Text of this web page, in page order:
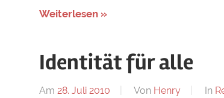
Weiterlesen »
Identität für alle
Am 28. Juli 2010 Von Henry In